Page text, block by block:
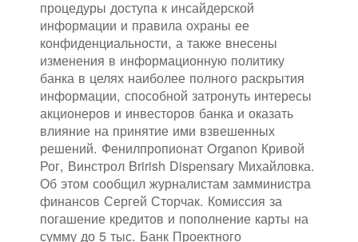
процедуры доступа к инсайдерской
информации и правила охраны ее
конфиденциальности, а также внесены
изменения в информационную политику
банка в целях наиболее полного раскрытия
информации, способной затронуть интересы
акционеров и инвесторов банка и оказать
влияние на принятие ими взвешенных
решений. Фенилпропионат Organon Кривой
Рог, Винстрол Brirish Dispensary Михайловка.
Об этом сообщил журналистам замминистра
финансов Сергей Сторчак. Комиссия за
погашение кредитов и пополнение карты на
сумму до 5 тыс. Банк Проектного